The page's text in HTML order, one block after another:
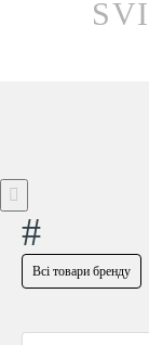
#
Всі товари бренду